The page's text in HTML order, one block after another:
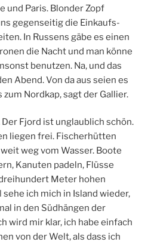
und Paris. Blonder Zopf
gegenseitig die Einkaufs-
In Russens gäbe es einen
die Nacht und man könne
benutzen. Na, und das
Abend. Von da aus seien es
Nordkap, sagt der Gallier.
Fjord ist unglaublich schön.
liegen frei. Fischerhütten
weg vom Wasser. Boote
Kanuten padeln, Flüsse
Meter hohen
sehe ich mich in Island wieder,
in den Südhängen der
wird mir klar, ich habe einfach
von der Welt, als dass ich